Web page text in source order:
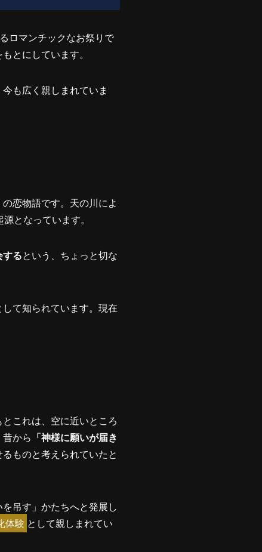
ロマンチックなお祭りで
とにしています。
も広く親しまれていま
恋物語です。天の川によ
となっています。
るという、ちょっと切な
て知られています。現在
これは、空に近いところ
から 「神様に願いが届き
ものと考えられていたと
吊す」かたちへと発展し
体験 として親しまれてい